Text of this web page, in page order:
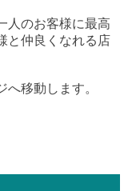
人のお客様に最高
と仲良くなれる店
移動します。